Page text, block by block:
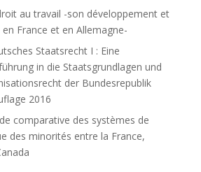
au travail -son développement et
France et en Allemagne-
Staatsrecht I : Eine
in die Staatsgrundlagen und
der Bundesrepublik
2016
comparative des systèmes de
des minorités entre la France,